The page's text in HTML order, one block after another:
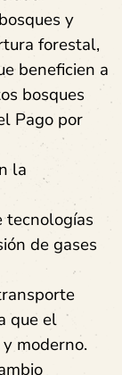
y
forestal,
beneficien a
bosques
Pago por
la
tecnologías
de gases
que el
moderno.